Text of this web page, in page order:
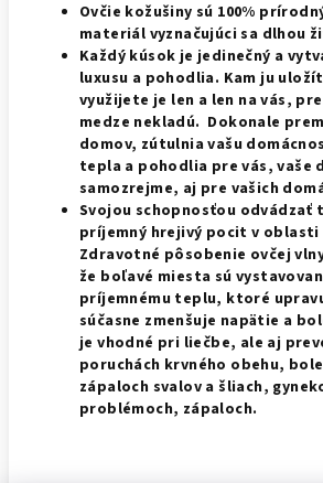
Ovčie kožušiny sú 100%
materiál vyznačujúci sa dlhou
Každý kúsok je jedinečný a
luxusu a pohodlia. Kam ju
využijete je len a len na vás,
medze nekladú. Dokonale
domov, zútulnia vašu
tepla a pohodlia pre vás, vaše
samozrejme, aj pre vašich
Svojou schopnosťou odvádzať
príjemný hrejivý pocit v
Zdravotné pôsobenie ovčej
že boľavé miesta sú
príjemnému teplu, ktoré
súčasne zmenšuje napätie a
je vhodné pri liečbe, ale aj
poruchách krvného obehu,
zápaloch svalov a šliach,
problémoch, zápaloch.